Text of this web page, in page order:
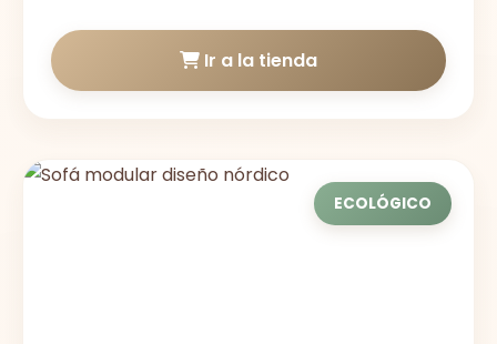
Ir a la tienda
ECOLÓGICO